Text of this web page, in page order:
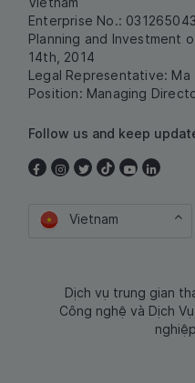
Enterprise No.:
Planning and Investment
14th, 2014
Legal Representative: Ma
Position: Managing
Follow us and keep
Vietnam
Dịch vụ trung gian
Công nghệ và Dịch